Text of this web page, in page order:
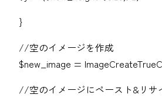
}
//空のイメージを作成
$new_image =
//空のイメージにペースト&リサ